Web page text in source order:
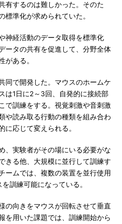
有するのは難しかった。そのた
標準化が求められていた。
神経活動のデータ取得を標準化
ータの共有を促進して、分野全体
がある。
同で開発した。マウスのホームケ
は1日に2～3回、自発的に接続部
で訓練をする。視覚刺激や音刺激
や読み取る行動の種類を組み合わ
に応じて変えられる。
、実験者がその場にいる必要がな
きる他、大規模に並行して訓練す
ームでは、複数の装置を並行使用
訓練可能になっている。
の向きをマウスが回転させて垂直
を用いた課題では、訓練開始から